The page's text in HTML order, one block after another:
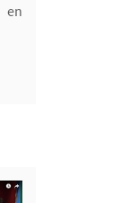
en